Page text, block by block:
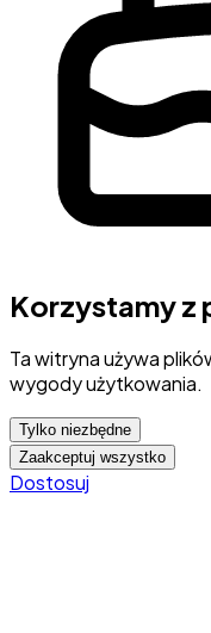
Korzystamy
Ta witryna używa
wygody użytkowania.
Tylko niezbędne
Zaakceptuj wszystko
Dostosuj